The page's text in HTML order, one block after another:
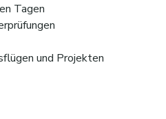
Tagen
und Projekten